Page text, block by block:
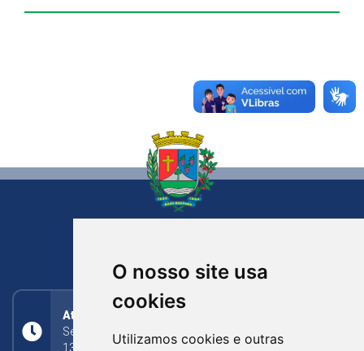
O nosso site usa
cookies
Utilizamos cookies e outras
Atendimento
Segunda a Sexta: 8h às 11h30min (manhã);
13h30min às 17h (tarde)